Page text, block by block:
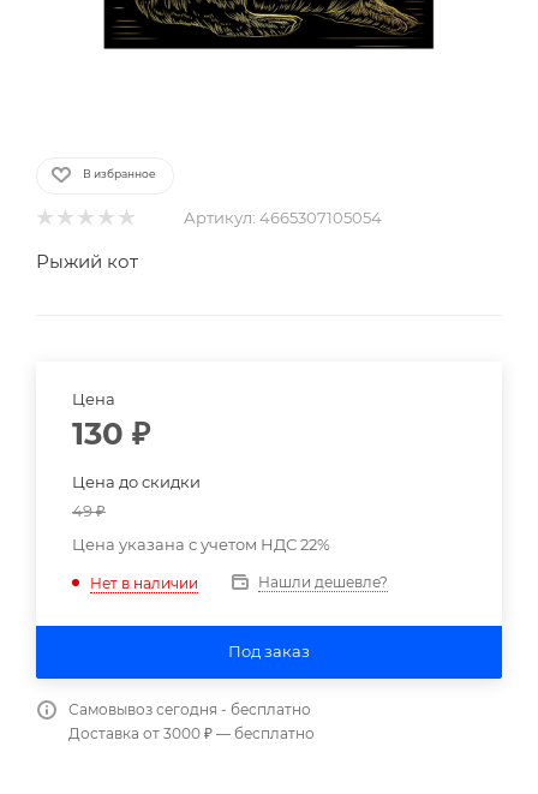
В избранное
Артикул: 4665307105054
Рыжий кот
Цена
130 ₽
Цена до скидки
49₽
Цена указана с учетом НДС 22%
Нет в наличии Нашли дешевле?
Под заказ
Самовывоз сегодня - бесплатно
Доставка от 3000 ₽ — бесплатно